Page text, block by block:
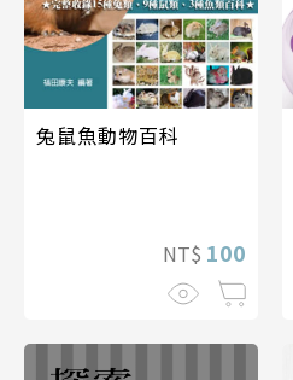
兔鼠魚動物百科
NT$ 100